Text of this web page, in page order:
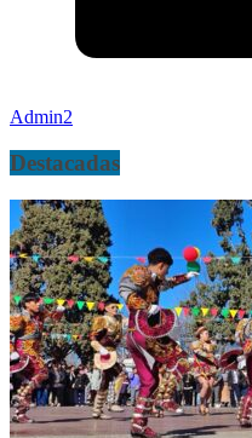
Admin2
Destacadas